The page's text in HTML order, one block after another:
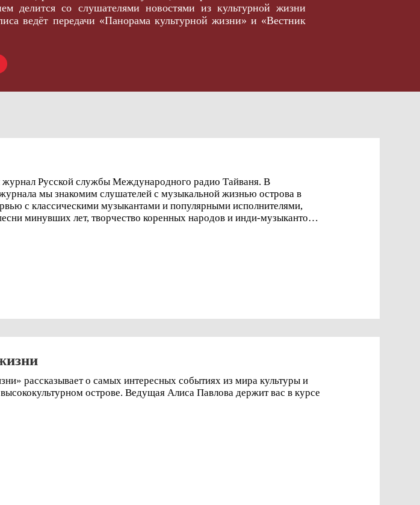
делится со слушателями новостями из культурной жизни
ведёт передачи «Панорама культурной жизни» и «Вестник
Русской службы Международного радио Тайваня. В
мы знакомим слушателей с музыкальной жизнью острова в
с классическими музыкантами и популярными исполнителями,
минувших лет, творчество коренных народов и инди-музыкантов -
страницу нашего музыкального журнала!
рассказывает о самых интересных событиях из мира культуры и
острове. Ведущая Алиса Павлова держит вас в курсе